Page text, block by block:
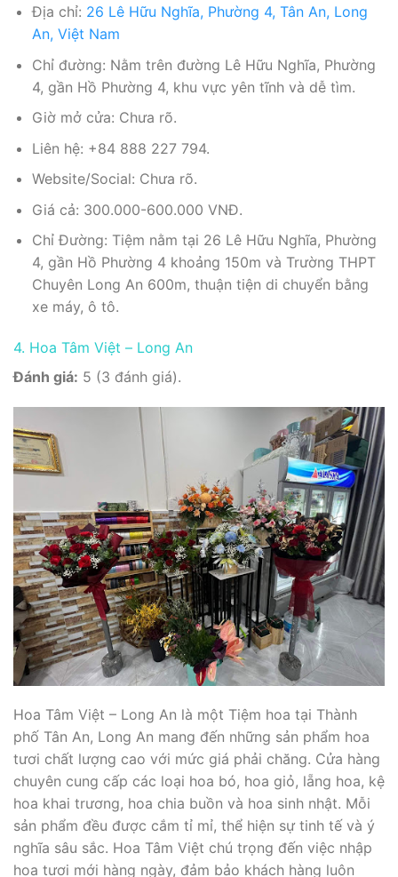
Địa chỉ: 26 Lê Hữu Nghĩa, Phường 4, Tân An, Long
An, Việt Nam
Chỉ đường: Nằm trên đường Lê Hữu Nghĩa, Phường
4, gần Hồ Phường 4, khu vực yên tĩnh và dễ tìm.
Giờ mở cửa: Chưa rõ.
Liên hệ: +84 888 227 794.
Website/Social: Chưa rõ.
Giá cả: 300.000-600.000 VNĐ.
Chỉ Đường: Tiệm nằm tại 26 Lê Hữu Nghĩa, Phường
4, gần Hồ Phường 4 khoảng 150m và Trường THPT
Chuyên Long An 600m, thuận tiện di chuyển bằng
xe máy, ô tô.
4. Hoa Tâm Việt – Long An
Đánh giá: 5 (3 đánh giá).
Hoa Tâm Việt – Long An là một Tiệm hoa tại Thành
phố Tân An, Long An mang đến những sản phẩm hoa
tươi chất lượng cao với mức giá phải chăng. Cửa hàng
chuyên cung cấp các loại hoa bó, hoa giỏ, lẵng hoa, kệ
hoa khai trương, hoa chia buồn và hoa sinh nhật. Mỗi
sản phẩm đều được cắm tỉ mỉ, thể hiện sự tinh tế và ý
nghĩa sâu sắc. Hoa Tâm Việt chú trọng đến việc nhập
hoa tươi mới hàng ngày, đảm bảo khách hàng luôn